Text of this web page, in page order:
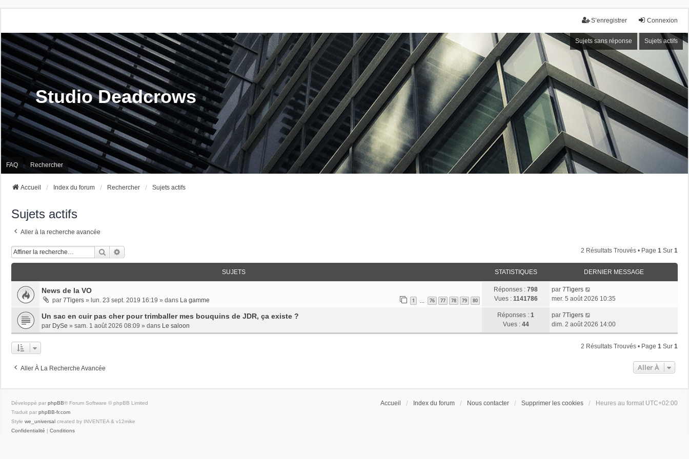
Connexion
S’enregistrer
Sujets sans réponse Sujets actifs
Studio Deadcrows
FAQ Rechercher
Accueil Index du forum Rechercher Sujets actifs
Sujets actifs
Aller à la recherche avancée
Rechercher 2 Résultats Trouvés • Page 1 Sur 1
SUJETS STATISTIQUES DERNIER MESSAGE
News de la VO
par 7Tigers » lun. 23 sept. 2019 16:19 » dans La gamme 1 76 77 78 79 80
Réponses : 798
Vues : 1141786
par 7Tigers
mer. 5 août 2026 10:35
Un sac en cuir pas cher pour trimballer mes bouquins de JDR, ça existe ?
par DySe » sam. 1 août 2026 08:09 » dans Le saloon
Réponses : 1
Vues : 44
par 7Tigers
dim. 2 août 2026 14:00
2 Résultats Trouvés • Page 1 Sur 1
Aller À La Recherche Avancée Aller À
Accueil Index du forum Nous contacter Supprimer les cookies Heures au format UTC+02:00
Développé par phpBB® Forum Software © phpBB Limited
Traduit par phpBB-fr.com
Style we_universal created by INVENTEA & v12mike
Confidentialité | Conditions